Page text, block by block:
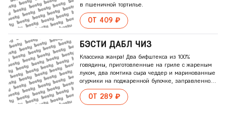
в пшеничной тортилье.
ОТ 409 ₽
БЭCТИ ДАБЛ ЧИЗ
Классика жанра! Два бифштекса из 100%
говядины, приготовленные на гриле с жареным
луком, два ломтика сыра чеддер и маринованные
огурчики на поджаренной булочке, заправленной
кетчупом и горчицей.
ОТ 289 ₽